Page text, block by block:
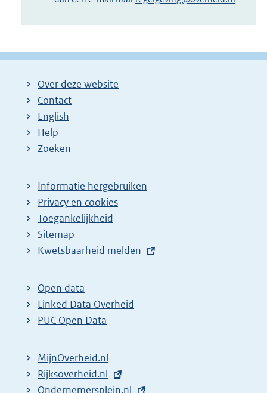
Over deze website
Contact
English
Help
Zoeken
Informatie hergebruiken
Privacy en cookies
Toegankelijkheid
Sitemap
E
t
e
r
l
i
Kwetsbaarheid melden
Open data
Linked Data Overheid
PUC Open Data
MijnOverheid.nl
E
x
Rijksoverheid.nl
E
Ondernemersplein.nl